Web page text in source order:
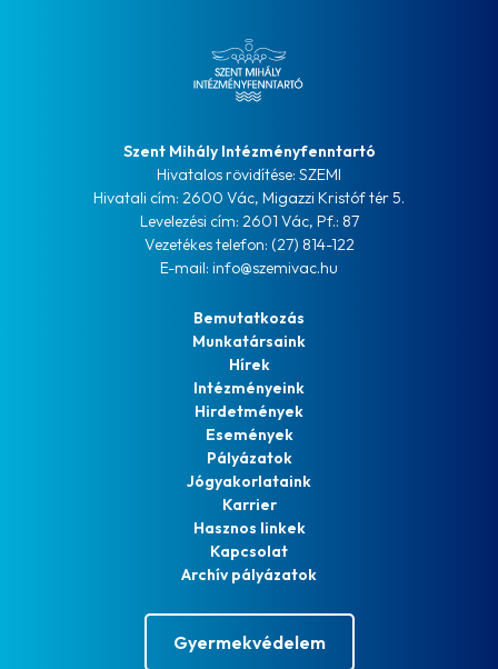
Szent Mihály Intézményfenntartó
Hivatalos rövidítése: SZEMI
Hivatali cím: 2600 Vác, Migazzi Kristóf tér 5.
Levelezési cím: 2601 Vác, Pf.: 87
Vezetékes telefon: (27) 814-122
E-mail: info@szemivac.hu
Bemutatkozás
Munkatársaink
Hírek
Intézményeink
Hirdetmények
Események
Pályázatok
Jógyakorlataink
Karrier
Hasznos linkek
Kapcsolat
Archív pályázatok
Gyermekvédelem